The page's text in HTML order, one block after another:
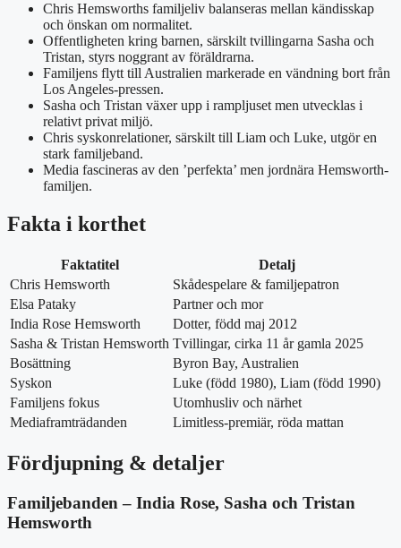
Chris Hemsworths familjeliv balanseras mellan kändisskap
och önskan om normalitet.
Offentligheten kring barnen, särskilt tvillingarna Sasha och
Tristan, styrs noggrant av föräldrarna.
Familjens flytt till Australien markerade en vändning bort från
Los Angeles-pressen.
Sasha och Tristan växer upp i rampljuset men utvecklas i
relativt privat miljö.
Chris syskonrelationer, särskilt till Liam och Luke, utgör en
stark familjeband.
Media fascineras av den ’perfekta’ men jordnära Hemsworth-
familjen.
Fakta i korthet
Faktatitel
Detalj
Chris Hemsworth
Skådespelare & familjepatron
Elsa Pataky
Partner och mor
India Rose Hemsworth
Dotter, född maj 2012
Sasha & Tristan Hemsworth Tvillingar, cirka 11 år gamla 2025
Bosättning
Byron Bay, Australien
Syskon
Luke (född 1980), Liam (född 1990)
Familjens fokus
Utomhusliv och närhet
Mediaframträdanden
Limitless-premiär, röda mattan
Fördjupning & detaljer
Familjebanden – India Rose, Sasha och Tristan
Hemsworth